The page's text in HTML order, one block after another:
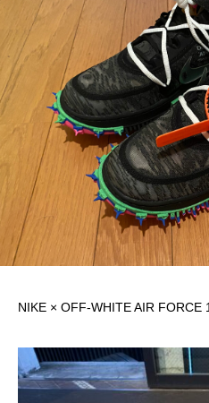
NIKE × OFF-WHITE AIR FORCE